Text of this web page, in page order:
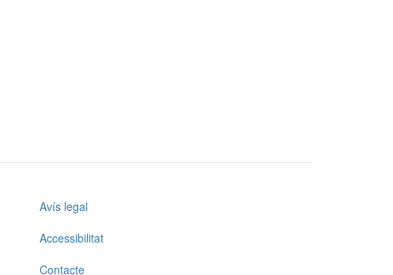
Menú
Avís legal
Accessibilitat
Contacte